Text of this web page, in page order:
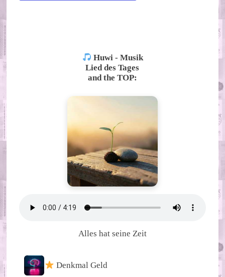
Huwi - Musik
Lied des Tages
and the TOP:
Alles hat seine Zeit
Denkmal Geld